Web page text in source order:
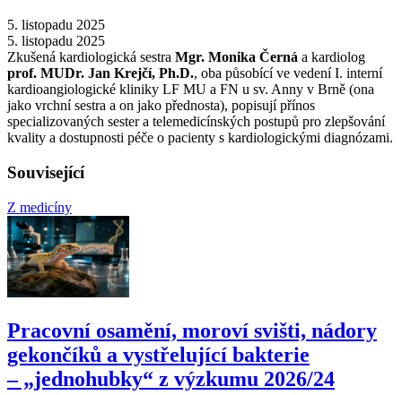
5. listopadu 2025
5. listopadu 2025
Zkušená kardiologická sestra Mgr. Monika Černá a kardiolog
prof. MUDr. Jan Krejčí, Ph.D., oba působící ve vedení I. interní
kardioangiologické kliniky LF MU a FN u sv. Anny v Brně (ona
jako vrchní sestra a on jako přednosta), popisují přínos
specializovaných sester a telemedicínských postupů pro zlepšování
kvality a dostupnosti péče o pacienty s kardiologickými diagnózami.
Související
Z medicíny
Pracovní osamění, moroví svišti, nádory
gekončíků a vystřelující bakterie
–⁠ „jednohubky“ z výzkumu 2026/24